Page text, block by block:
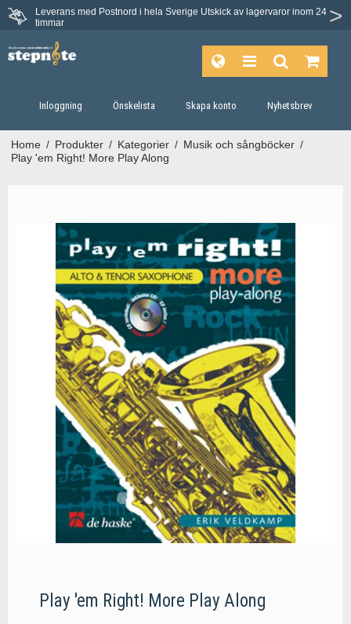
Leverans med Postnord i hela Sverige Utskick av lagervaror inom 24
timmar
Du har 30 dagars ångerrätt.
Inloggning Önskelista Skapa konto Nyhetsbrev
Home / Produkter / Kategorier / Musik och sångböcker /
Play 'em Right! More Play Along
Play 'em Right! More Play Along